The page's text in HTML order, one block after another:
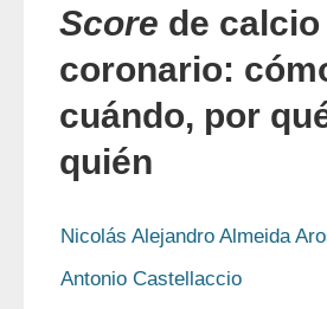
Score de calcio
coronario:
cuándo, por
quién
Nicolás Alejandro Almeida
Antonio Castellaccio